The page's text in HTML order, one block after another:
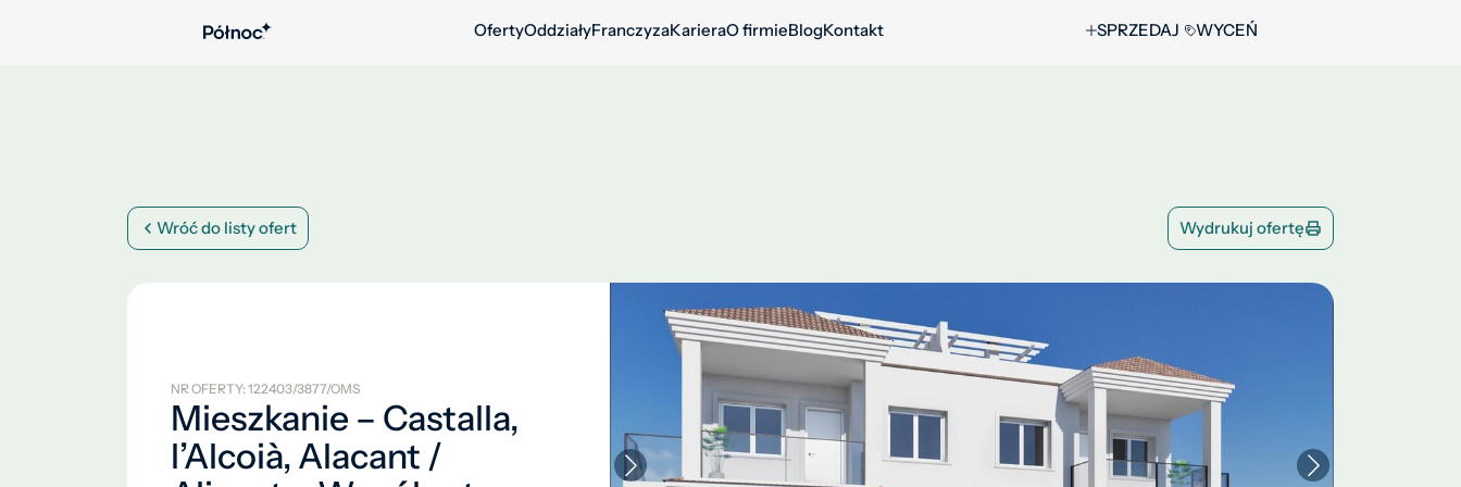
OfertyOddziałyFranczyzaKarieraO firmieBlogKontakt SPRZEDAJ WYCEŃ
Wróć do listy ofert Wydrukuj ofertę
NR OFERTY: 122403/3877/OMS
Mieszkanie – Castalla,
l’Alcoià, Alacant /